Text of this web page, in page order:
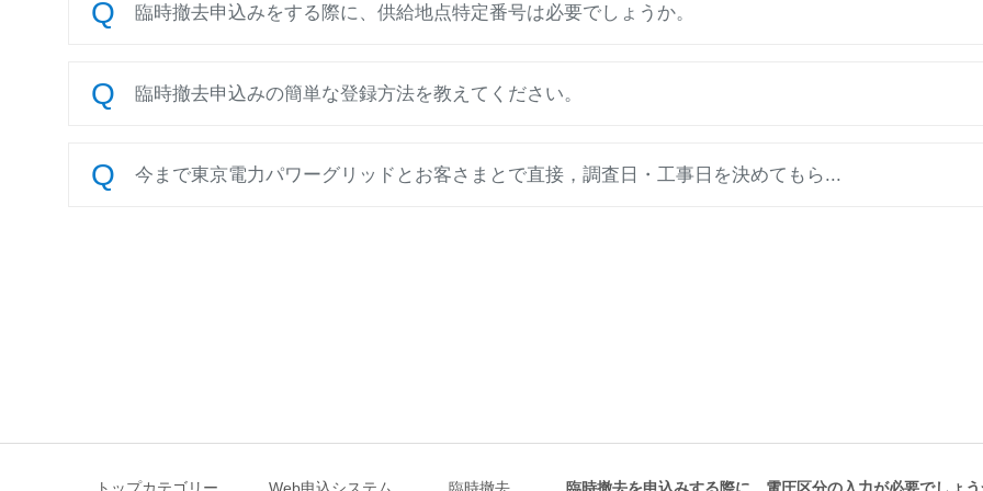
臨時撤去申込みをする際に、供給地点特定番号は必要でしょうか。
臨時撤去申込みの簡単な登録方法を教えてください。
今まで東京電力パワーグリッドとお客さまとで直接，調査日・工事日を決めてもら...